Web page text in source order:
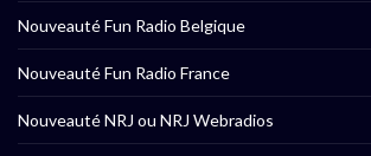
Nouveauté Fun Radio Belgique
Nouveauté Fun Radio France
Nouveauté NRJ ou NRJ Webradios